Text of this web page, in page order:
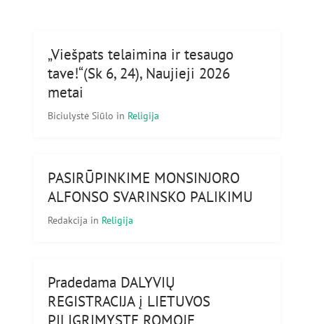
„Viešpats telaimina ir tesaugo
tave!“(Sk 6, 24), Naujieji 2026
metai
Biciulystė Siūlo in Religija
PASIRŪPINKIME MONSINJORO
ALFONSO SVARINSKO PALIKIMU
Redakcija in Religija
Pradedama DALYVIŲ
REGISTRACIJA į LIETUVOS
PILIGRIMYSTĘ ROMOJE